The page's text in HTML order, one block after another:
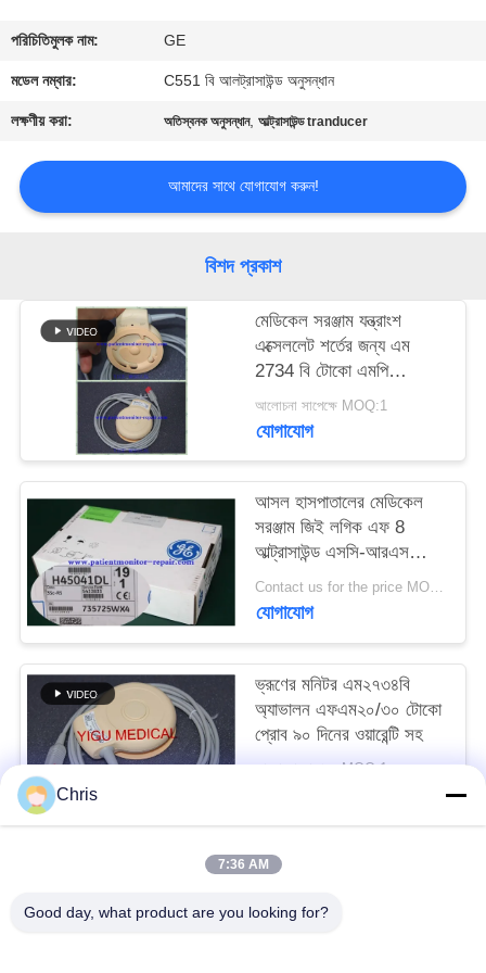
গুণমান
নিয়ন্ত্রণ
আমাদের
সাথে
একটি
উদ্ধৃতি
NEWS
সাইট
ম্যাপ
PRIVACY
POLICY
পরিচিতিমুলক নাম: GE
মডেল নম্বার: C551 বি আলট্রাসাউন্ড অনুসন্ধান
লক্ষণীয় করা: অতিস্বনক অনুসন্ধান,আল্ট্রাসাউন্ড tranducer
আমাদের সাথে যোগাযোগ করুন!
বিশদ প্রকাশ
মেডিকেল সরঞ্জাম যন্ত্রাংশ
এক্সেললেট শর্তের জন্য এম
2734 বি টোকো এমপি
আল্ট্রাসাউন্ড প্রোব
আলোচনা সাপেক্ষে MOQ:1
যোগাযোগ
আসল হাসপাতালের মেডিকেল
সরঞ্জাম জিই লগিক এফ 8
আল্ট্রাসাউন্ড এসসি-আরএস
প্রোব be
Contact us for the price MOQ:1
যোগাযোগ
ভ্রূণের মনিটর এম২৭৩৪বি
অ্যাভালন এফএম২০/৩০ টোকো
প্রোব ৯০ দিনের ওয়ারেন্টি সহ
আলোচনা সাপেক্ষে MOQ:1
Chris
7:36 AM
Good day, what product are you looking for?